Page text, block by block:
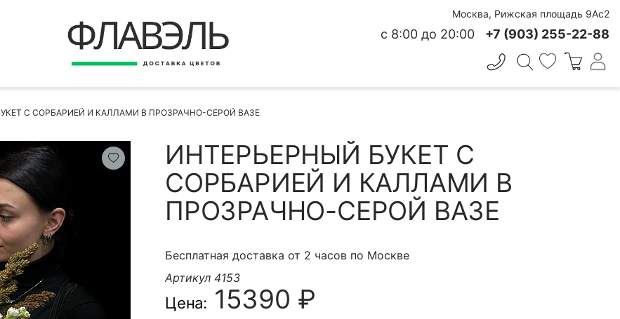
ОПЛАТА
КОНТАКТЫ
Москва, Рижская площадь 9Ас2
с 8:00 до 20:00 +7 (903) 255-22-88
С СОРБАРИЕЙ И КАЛЛАМИ В ПРОЗРАЧНО-СЕРОЙ ВАЗЕ
ИНТЕРЬЕРНЫЙ БУКЕТ С
СОРБАРИЕЙ И КАЛЛАМИ В
ПРОЗРАЧНО-СЕРОЙ ВАЗЕ
Бесплатная доставка от 2 часов по Москве
Артикул 4153
Цена: 15390 ₽
ВЕРНУТЬСЯ
Быстрая покупка
КОНТАКТНЫЕ ДАННЫЕ
БЫСТРАЯ ПОКУПКА